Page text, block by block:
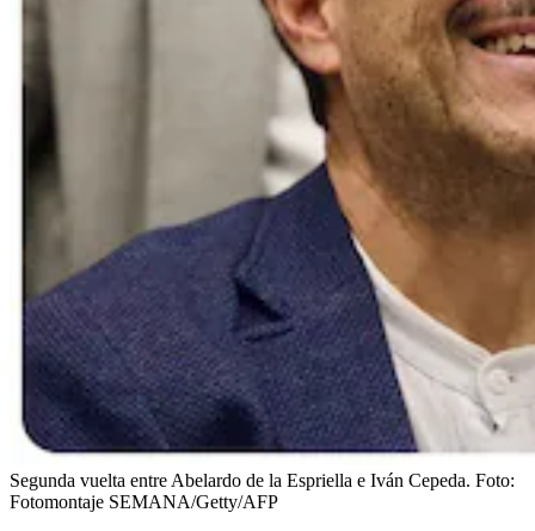
Segunda vuelta entre Abelardo de la Espriella e Iván Cepeda. Foto:
Fotomontaje SEMANA/Getty/AFP